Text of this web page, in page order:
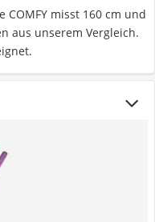
COMFY misst 160 cm und
aus unserem Vergleich.